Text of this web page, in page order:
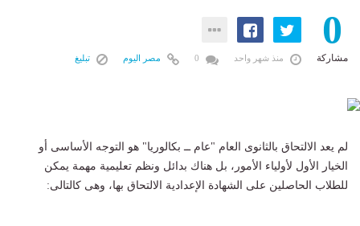
0
مشاركة منذ شهر واحد مصر اليوم تبليغ
لم يعد الالتحاق بالثانوى العام "عام ــ بكالوريا" هو التوجه الأساسى أو
الخيار الأول لأولياء الأمور، بل هناك بدائل ونظم تعليمية مهمة يمكن
للطلاب الحاصلين على الشهادة الإعدادية الالتحاق بها، وهى كالتالى: